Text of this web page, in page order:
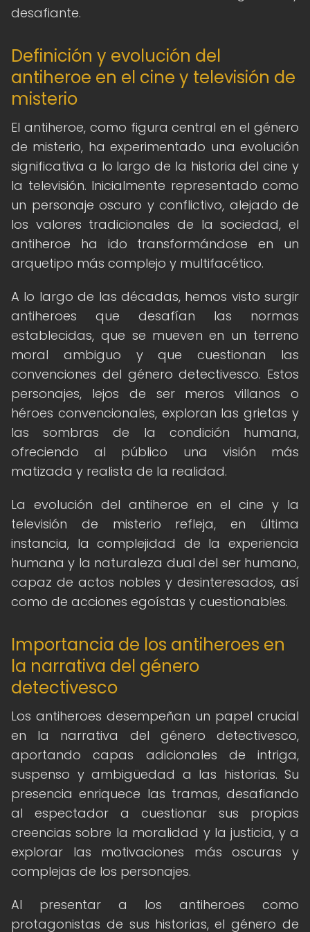
desafiante.
Definición y evolución del
antiheroe en el cine y televisión de
misterio
El antiheroe, como figura central en el género
de misterio, ha experimentado una evolución
significativa a lo largo de la historia del cine y
la televisión. Inicialmente representado como
un personaje oscuro y conflictivo, alejado de
los valores tradicionales de la sociedad, el
antiheroe ha ido transformándose en un
arquetipo más complejo y multifacético.
A lo largo de las décadas, hemos visto surgir
antiheroes que desafían las normas
establecidas, que se mueven en un terreno
moral ambiguo y que cuestionan las
convenciones del género detectivesco. Estos
personajes, lejos de ser meros villanos o
héroes convencionales, exploran las grietas y
las sombras de la condición humana,
ofreciendo al público una visión más
matizada y realista de la realidad.
La evolución del antiheroe en el cine y la
televisión de misterio refleja, en última
instancia, la complejidad de la experiencia
humana y la naturaleza dual del ser humano,
capaz de actos nobles y desinteresados, así
como de acciones egoístas y cuestionables.
Importancia de los antiheroes en
la narrativa del género
detectivesco
Los antiheroes desempeñan un papel crucial
en la narrativa del género detectivesco,
aportando capas adicionales de intriga,
suspenso y ambigüedad a las historias. Su
presencia enriquece las tramas, desafiando
al espectador a cuestionar sus propias
creencias sobre la moralidad y la justicia, y a
explorar las motivaciones más oscuras y
complejas de los personajes.
Al presentar a los antiheroes como
protagonistas de sus historias, el género de